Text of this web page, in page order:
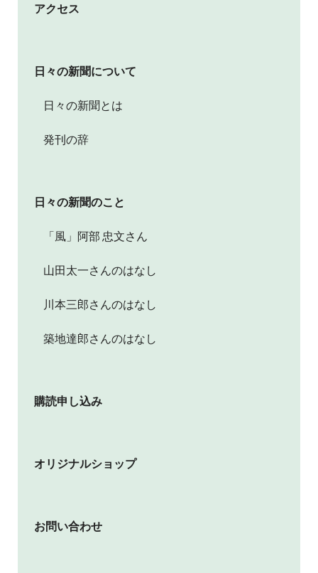
アクセス
日々の新聞について
日々の新聞とは
発刊の辞
日々の新聞のこと
「風」阿部 忠文さん
山田太一さんのはなし
川本三郎さんのはなし
築地達郎さんのはなし
購読申し込み
オリジナルショップ
お問い合わせ